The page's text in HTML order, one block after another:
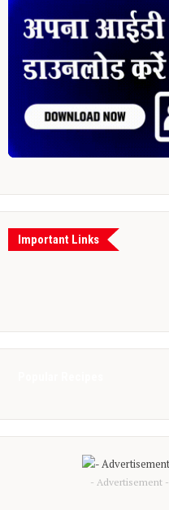
Important Links
- Advertisement -